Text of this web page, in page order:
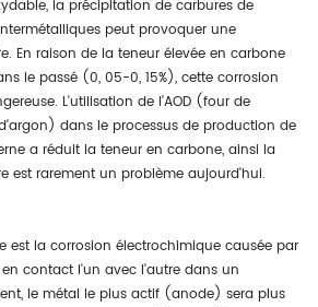
la précipitation de carbures de
peut provoquer une
En raison de la teneur élevée en carbone
le passé (0, 05-0, 15%), cette corrosion
L'utilisation de l'AOD (four de
dans le processus de production de
a réduit la teneur en carbone, ainsi la
est rarement un problème aujourd'hui.
est la corrosion électrochimique causée par
contact l'un avec l'autre dans un
le métal le plus actif (anode) sera plus